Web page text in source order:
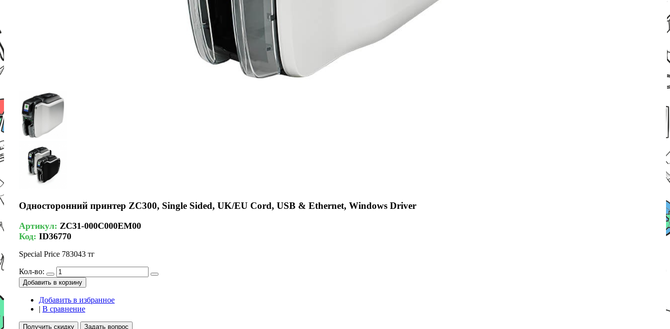
Односторонний принтер ZC300, Single Sided, UK/EU Cord, USB & Ethernet, Windows Driver
Артикул: ZC31-000C000EM00
Код: ID36770
Special Price 783043 тг
Кол-во:
Добавить в корзину
Добавить в избранное
| В сравнение
Получить скидку Задать вопрос